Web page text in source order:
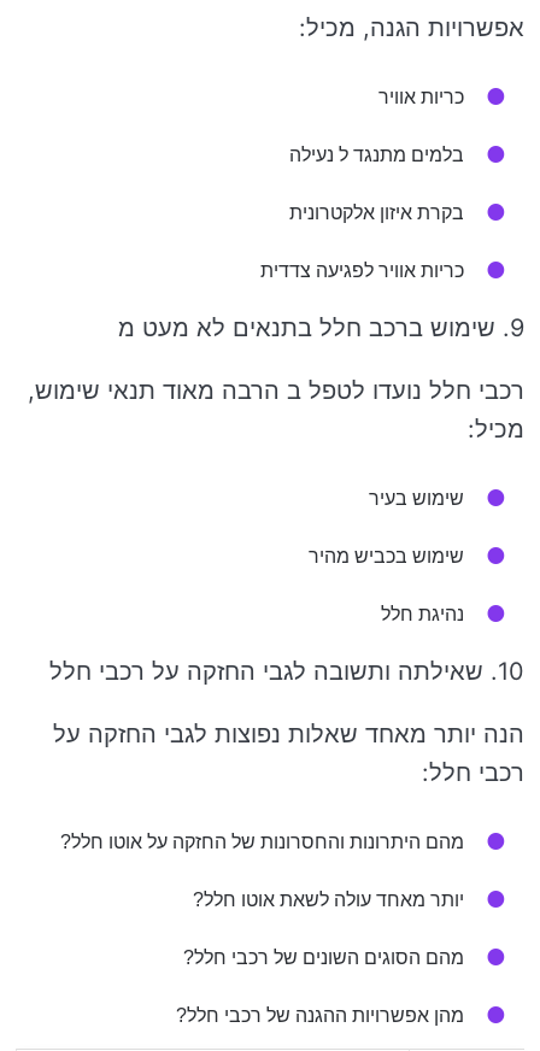
אפשרויות הגנה, מכיל:
כריות אוויר
בלמים מתנגד ל נעילה
בקרת איזון אלקטרונית
כריות אוויר לפגיעה צדדית
9. שימוש ברכב חלל בתנאים לא מעט מ
רכבי חלל נועדו לטפל ב הרבה מאוד תנאי שימוש,
מכיל:
שימוש בעיר
שימוש בכביש מהיר
נהיגת חלל
10. שאילתה ותשובה לגבי החזקה על רכבי חלל
הנה יותר מאחד שאלות נפוצות לגבי החזקה על
רכבי חלל:
מהם היתרונות והחסרונות של החזקה על אוטו חלל?
יותר מאחד עולה לשאת אוטו חלל?
מהם הסוגים השונים של רכבי חלל?
מהן אפשרויות ההגנה של רכבי חלל?